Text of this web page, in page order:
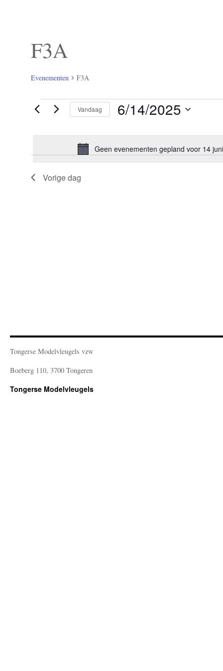
F3A
Evenementen F3A
Evenementen
in
Geen evenementen gepland voor 14
Vandaag 6/14/2025
Vorige dag
Tongerse Modelvleugels vzw
Boeberg 110, 3700 Tongeren
Tongerse Modelvleugels